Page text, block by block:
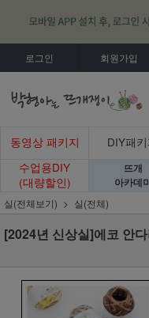
로그인 회원가입
동영상 패키지 DIY패키
수업용DIY
(대량할인)
뜨개
아카데
실(전체보기) 실(전체)
[2024년 신상실]에코 안